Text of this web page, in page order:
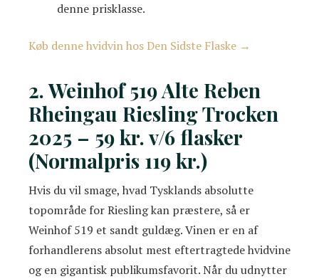
denne prisklasse.
Køb denne hvidvin hos Den Sidste Flaske →
2. Weinhof 519 Alte Reben
Rheingau Riesling Trocken
2025 – 59 kr. v/6 flasker
(Normalpris 119 kr.)
Hvis du vil smage, hvad Tysklands absolutte
topområde for Riesling kan præstere, så er
Weinhof 519 et sandt guldæg. Vinen er en af
forhandlerens absolut mest eftertragtede hvidvine
og en gigantisk publikumsfavorit. Når du udnytter